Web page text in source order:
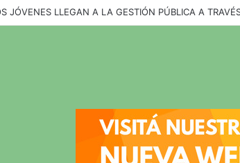
JÓVENES LLEGAN A LA GESTIÓN PÚBLICA A